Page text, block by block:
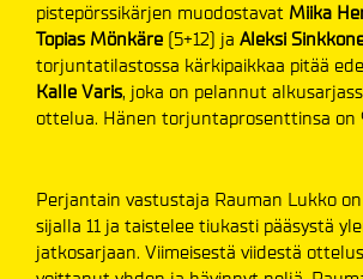
pistepörssikärjen muodostavat Miika
Topias Mönkäre (5+12) ja Aleksi
torjuntatilastossa kärkipaikkaa pitää
Kalle Varis, joka on pelannut
ottelua. Hänen torjuntaprosenttinsa on
Perjantain vastustaja Rauman Lukko
sijalla 11 ja taistelee tiukasti pääsystä
jatkosarjaan. Viimeisestä viidestä